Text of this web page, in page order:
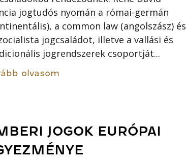
jogtudós nyomán a római-germán
a common law (angolszász) és
jogcsaládot, illetve a vallási és
jogrendszerek csoportját...
olvasom
JOGOK EURÓPAI